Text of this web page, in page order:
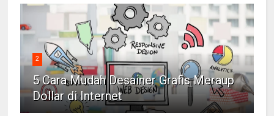
2
5 Cara Mudah Desainer Grafis Meraup
Dollar di Internet